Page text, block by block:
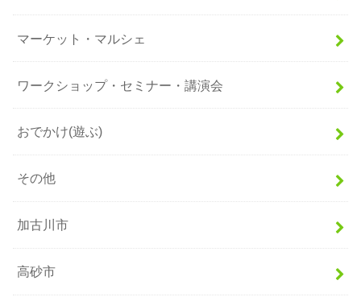
マーケット・マルシェ
ワークショップ・セミナー・講演会
おでかけ(遊ぶ)
その他
加古川市
高砂市